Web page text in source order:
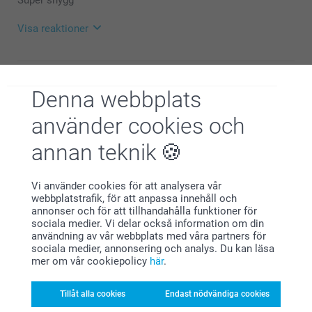
Denna webbplats
använder cookies och
annan teknik
Vi använder cookies för att analysera vår
webbplatstrafik, för att anpassa innehåll och
annonser och för att tillhandahålla funktioner för
sociala medier. Vi delar också information om din
användning av vår webbplats med våra partners för
sociala medier, annonsering och analys. Du kan läsa
mer om vår cookiepolicy här.
Tillåt alla cookies Endast nödvändiga cookies
Pernilla @smartphoto
Visa reaktioner
2025-01-21
Stort tack för dina 5 stjärnor och omdöme, kul att du
Vi önskar dig en fin dag!
Kirsi @smartphoto
Carina Falster,
Fin vara och snabb leverans
Visa reaktioner
2024-10-17
14:49
Hej Carina,
Stort tack för dina 5 stjärnor och omdöme, vi är
glada att du är nöjd med din keramikskål!
Vi önskar dig en fin dag!
Varma hälsningar,
Kirsi @smartphoto
Imran,
2024-10-01
Bilderna skulle va lite stora. Det fanns mycket vita ytan